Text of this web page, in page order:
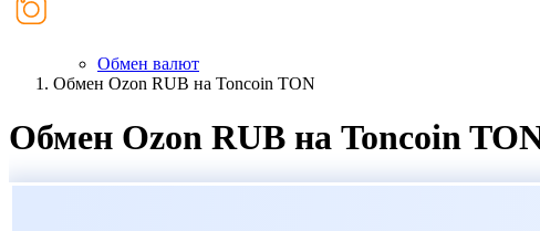
Обмен валют
Обмен Ozon RUB на Toncoin TON
Обмен Ozon RUB на Toncoin